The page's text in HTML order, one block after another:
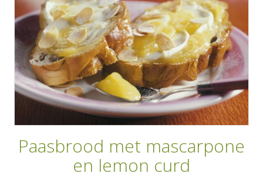
KOOKBOEKEN
Paasbrood met mascarpone
en lemon curd